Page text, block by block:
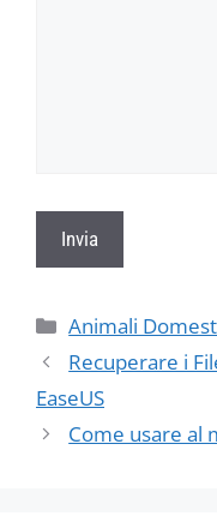
Categorie
Animali
Recuperare i
EaseUS
Come usare al